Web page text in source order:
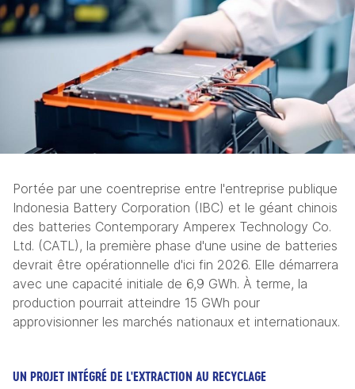
Portée par une coentreprise entre l'entreprise publique
Indonesia Battery Corporation (IBC) et le géant chinois
des batteries Contemporary Amperex Technology Co.
Ltd. (CATL), la première phase d'une usine de batteries
devrait être opérationnelle d'ici fin 2026. Elle démarrera
avec une capacité initiale de 6,9 GWh. À terme, la
production pourrait atteindre 15 GWh pour
approvisionner les marchés nationaux et internationaux.
UN PROJET INTÉGRÉ DE L'EXTRACTION AU RECYCLAGE